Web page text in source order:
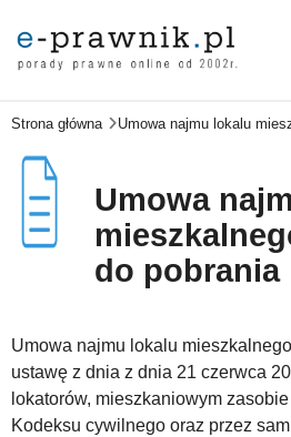
MÓJ E-PRAWNIK -
PORADY PRAWNE
PRAWO NA CO DZIEŃ
PRAWO W BIZNESIE
Strona główna Umowa najmu lokalu
Umowa
do pobrania
Umowa najmu lokalu
ustawę z dnia z dnia 21 czerwca
lokatorów, mieszkaniowym
Kodeksu cywilnego oraz przez